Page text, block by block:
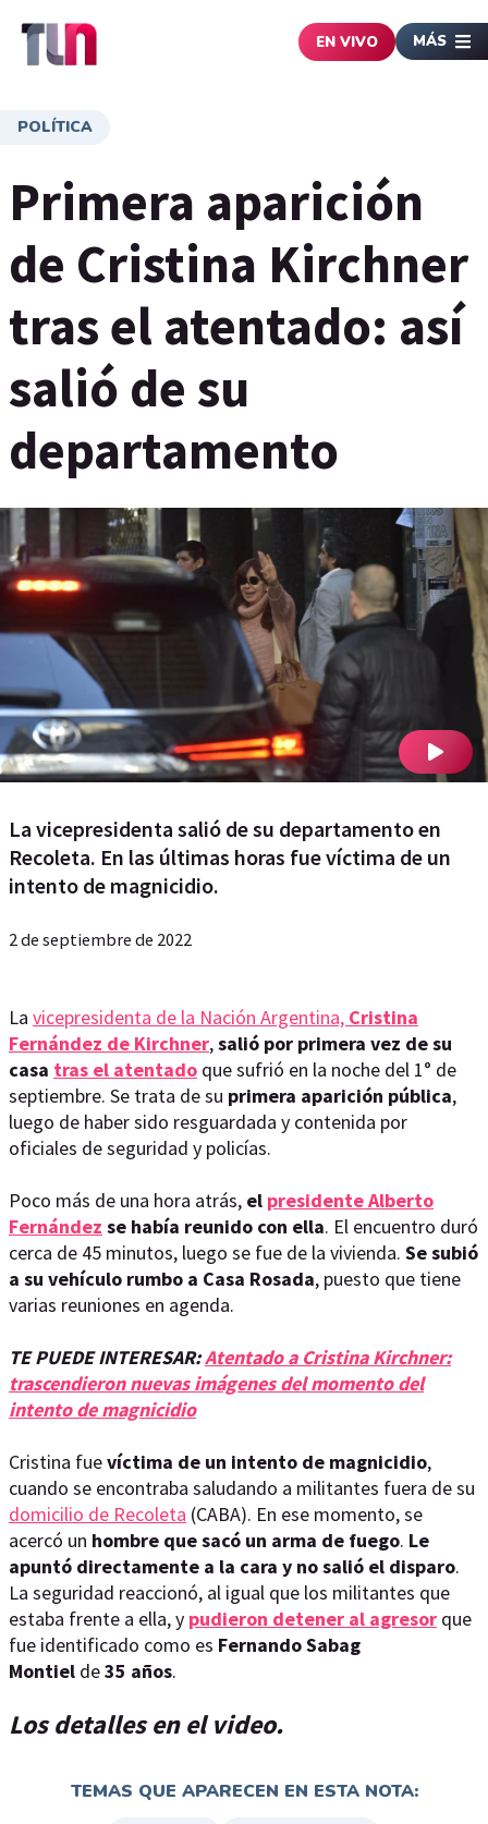
EN VIVO MÁS
POLÍTICA
Primera aparición
de Cristina Kirchner
tras el atentado: así
salió de su
departamento
La vicepresidenta salió de su departamento en
Recoleta. En las últimas horas fue víctima de un
intento de magnicidio.
2 de septiembre de 2022
La vicepresidenta de la Nación Argentina, Cristina
Fernández de Kirchner,salió por primera vez de su
casa tras el atentado que sufrió en la noche del 1° de
septiembre. Se trata de su primera aparición pública,
luego de haber sido resguardada y contenida por
oficiales de seguridad y policías.
Poco más de una hora atrás, el presidente Alberto
Fernández se había reunido con ella. El encuentro duró
cerca de 45 minutos, luego se fue de la vivienda. Se subió
a su vehículo rumbo a Casa Rosada, puesto que tiene
varias reuniones en agenda.
TE PUEDE INTERESAR:Atentado a Cristina Kirchner:
trascendieron nuevas imágenes del momento del
intento de magnicidio
Cristina fuevíctima de un intento de magnicidio,
cuando se encontraba saludando a militantes fuera de su
domicilio de Recoleta (CABA). En ese momento, se
acercó un hombre que sacó un arma de fuego. Le
apuntó directamente a la cara y no salió el disparo.
La seguridad reaccionó, al igual que los militantes que
estaba frente a ella, y pudieron detener al agresor que
fue identificado como es Fernando Sabag
Montiel de35 años.
Los detalles en el video.
TEMAS QUE APARECEN EN ESTA NOTA: